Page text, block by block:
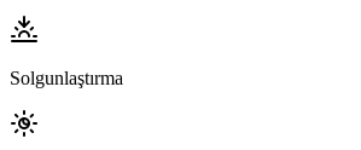
Solgunlaştırma